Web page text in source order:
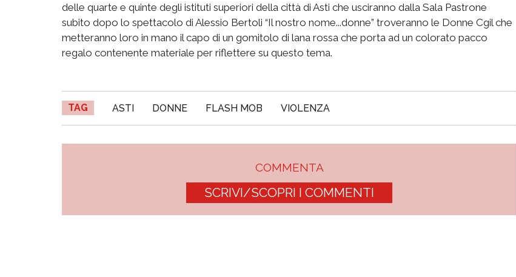
delle quarte e quinte degli istituti superiori della città di Asti che usciranno dalla Sala Pastrone
subito dopo lo spettacolo di Alessio Bertoli “Il nostro nome...donne” troveranno le Donne Cgil che
metteranno loro in mano il capo di un gomitolo di lana rossa che porta ad un colorato pacco
regalo contenente materiale per riflettere su questo tema.
TAG ASTI DONNE FLASH MOB VIOLENZA
COMMENTA
SCRIVI/SCOPRI I COMMENTI